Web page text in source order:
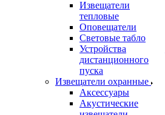
Извещатели
тепловые
Оповещатели
Световые табло
Устройства
дистанционного
пуска
Извещатели охранные
Аксессуары
Акустические